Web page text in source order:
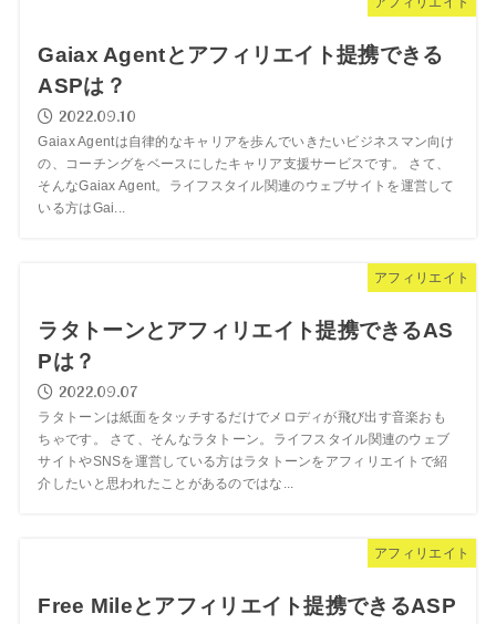
Gaiax Agentとアフィリエイト提携できる
ASPは？
2022.09.10
Gaiax Agentは自律的なキャリアを歩んでいきたいビジネスマン向け
の、コーチングをベースにしたキャリア支援サービスです。 さて、
そんなGaiax Agent。ライフスタイル関連のウェブサイトを運営して
いる方はGai...
アフィリエイト
ラタトーンとアフィリエイト提携できるAS
Pは？
2022.09.07
ラタトーンは紙面をタッチするだけでメロディが飛び出す音楽おも
ちゃです。 さて、そんなラタトーン。ライフスタイル関連のウェブ
サイトやSNSを運営している方はラタトーンをアフィリエイトで紹
介したいと思われたことがあるのではな...
アフィリエイト
Free Mileとアフィリエイト提携できるASP